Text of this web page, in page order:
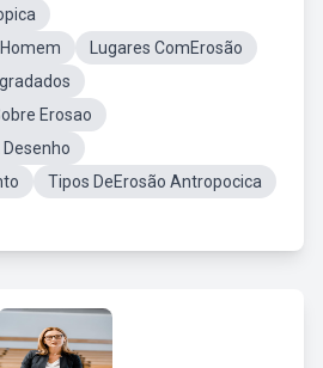
Lugares ComErosão
Erosao
Desenho
Tipos DeErosão Antropocica